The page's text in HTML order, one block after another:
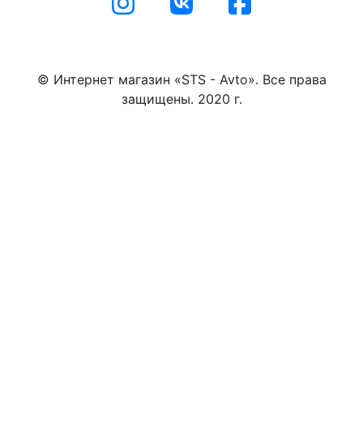
© Интернет магазин «STS - Avto». Все права
защищены. 2020 г.